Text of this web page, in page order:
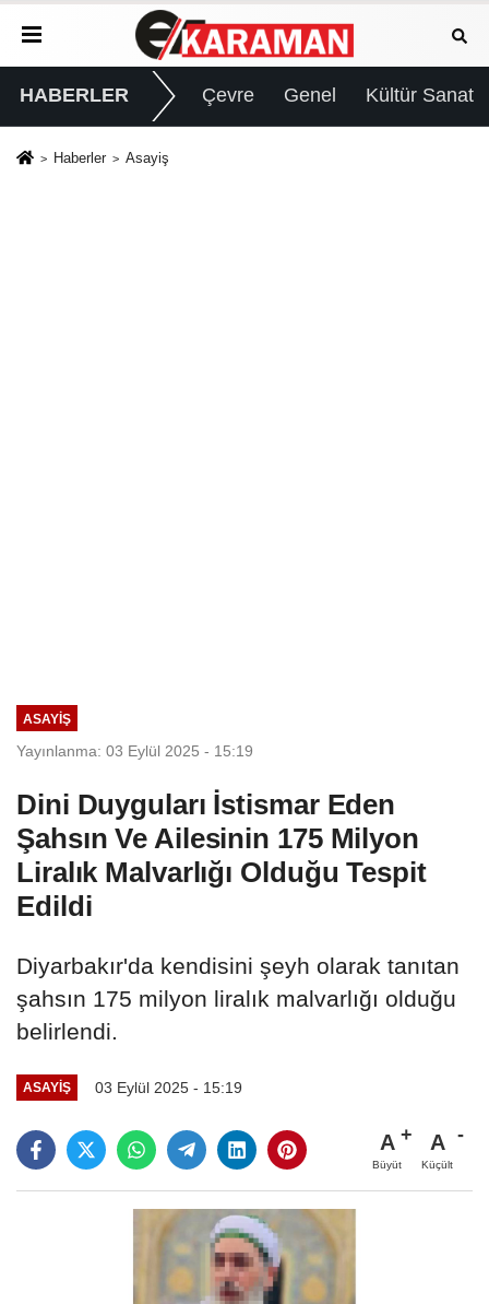
HABERLER Çevre Genel Kültür Sanat
Haberler Asayiş
ASAYIŞ
Yayınlanma: 03 Eylül 2025 - 15:19
Dini Duyguları İstismar Eden
Şahsın Ve Ailesinin 175 Milyon
Liralık Malvarlığı Olduğu Tespit
Edildi
Diyarbakır'da kendisini şeyh olarak tanıtan
şahsın 175 milyon liralık malvarlığı olduğu
belirlendi.
ASAYIŞ 03 Eylül 2025 - 15:19
A
Büyüt
A
Küçült